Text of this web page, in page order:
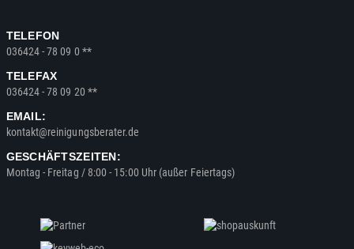
TELEFON
036424 - 78 09 0 **
TELEFAX
036424 - 78 09 20 **
EMAIL:
kontakt@reinigungsberater.de
GESCHÄFTSZEITEN:
Montag - Freitag / 8:00 - 15:00 Uhr (außer Feiertags)